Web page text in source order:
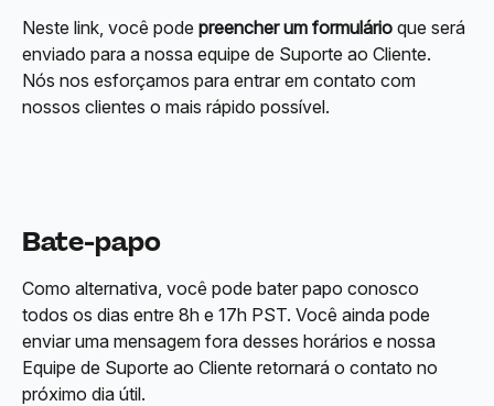
Neste link, você pode preencher um formulário que será
enviado para a nossa equipe de Suporte ao Cliente.
Nós nos esforçamos para entrar em contato com
nossos clientes o mais rápido possível.
Bate-papo
Como alternativa, você pode bater papo conosco
todos os dias entre 8h e 17h PST. Você ainda pode
enviar uma mensagem fora desses horários e nossa
Equipe de Suporte ao Cliente retornará o contato no
próximo dia útil.